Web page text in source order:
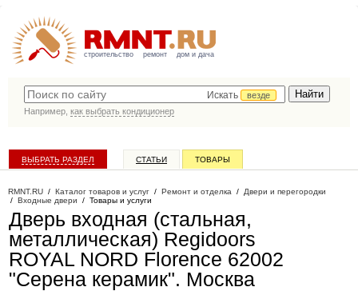
строительство ремонт дом и дача
Искать
везде
Например, как выбрать кондиционер
ВЫБРАТЬ РАЗДЕЛ СТАТЬИ ТОВАРЫ
RMNT.RU / Каталог товаров и услуг / Ремонт и отделка / Двери и перегородки
/ Входные двери / Товары и услуги
Дверь входная (стальная,
металлическая) Regidoors
ROYAL NORD Florence 62002
"Серена керамик". Москва